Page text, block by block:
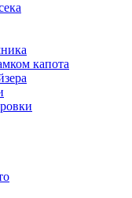
капота